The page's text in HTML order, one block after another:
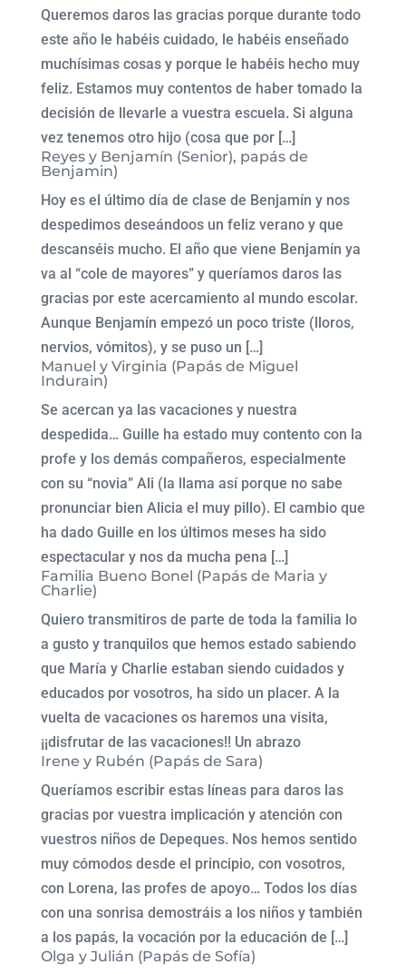
Queremos daros las gracias porque durante todo
este año le habéis cuidado, le habéis enseñado
muchísimas cosas y porque le habéis hecho muy
feliz. Estamos muy contentos de haber tomado la
decisión de llevarle a vuestra escuela. Si alguna
vez tenemos otro hijo (cosa que por […]
Reyes y Benjamín (Senior), papás de
Benjamin)
Hoy es el último día de clase de Benjamín y nos
despedimos deseándoos un feliz verano y que
descanséis mucho. El año que viene Benjamín ya
va al “cole de mayores” y queríamos daros las
gracias por este acercamiento al mundo escolar.
Aunque Benjamín empezó un poco triste (lloros,
nervios, vómitos), y se puso un […]
Manuel y Virginia (Papás de Miguel
Indurain)
Se acercan ya las vacaciones y nuestra
despedida… Guille ha estado muy contento con la
profe y los demás compañeros, especialmente
con su “novia” Ali (la llama así porque no sabe
pronunciar bien Alicia el muy pillo). El cambio que
ha dado Guille en los últimos meses ha sido
espectacular y nos da mucha pena […]
Familia Bueno Bonel (Papás de Maria y
Charlie)
Quiero transmitiros de parte de toda la familia lo
a gusto y tranquilos que hemos estado sabiendo
que María y Charlie estaban siendo cuidados y
educados por vosotros, ha sido un placer. A la
vuelta de vacaciones os haremos una visita,
¡¡disfrutar de las vacaciones!! Un abrazo
Irene y Rubén (Papás de Sara)
Queríamos escribir estas líneas para daros las
gracias por vuestra implicación y atención con
vuestros niños de Depeques. Nos hemos sentido
muy cómodos desde el principio, con vosotros,
con Lorena, las profes de apoyo… Todos los días
con una sonrisa demostráis a los niños y también
a los papás, la vocación por la educación de […]
Olga y Julián (Papás de Sofía)